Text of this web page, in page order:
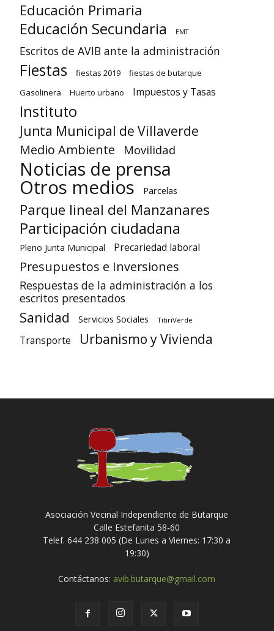
Educación Primaria
Educación Secundaria EMT
Escritos de AVIB ante la administración
Fiestas fiestas 2019
fiestas de butarque
Gasolinera
Huerto urbano Impuestos y Tasas
Instituto
Junta Municipal de Villaverde
Medio Ambiente Movilidad
Noticias de prensa
Otros medios Parcelas
Parque lineal del Manzanares
Participación ciudadana
Pleno Junta Municipal Precariedad laboral
Presupuestos e Inversiones
Respuestas de la administración a los
escritos presentados
Sanidad Servicios Sociales TitiriVerde
Transporte Urbanismo y Vivienda
Asociación Vecinal Independiente de Butarque
Calle Estefanita 58-60
Telef. 644 238 005 (De Lunes a Viernes: 17:30 a
19:30)
Contáctanos: avib.butarque@gmail.com